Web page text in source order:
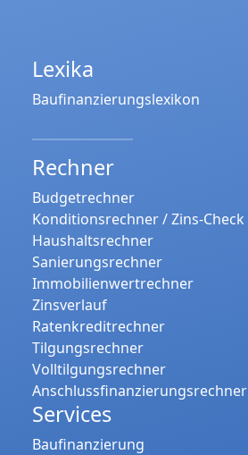
Lexika
Baufinanzierungslexikon
Rechner
Budgetrechner
Konditionsrechner / Zins-Check
Haushaltsrechner
Sanierungsrechner
Immobilienwertrechner
Zinsverlauf
Ratenkreditrechner
Tilgungsrechner
Volltilgungsrechner
Anschlussfinanzierungsrechner
Services
Baufinanzierung